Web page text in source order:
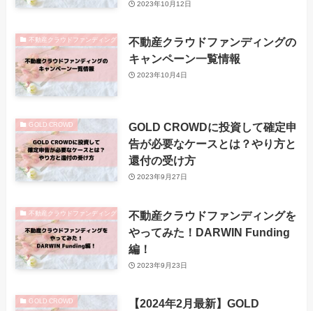
2023年10月12日
不動産クラウドファンディング
不動産クラウドファンディングの
キャンペーン一覧情報
2023年10月4日
GOLD CROWD
GOLD CROWDに投資して確定申
告が必要なケースとは？やり方と
還付の受け方
2023年9月27日
不動産クラウドファンディング
不動産クラウドファンディングを
やってみた！DARWIN Funding
編！
2023年9月23日
GOLD CROWD
【2024年2月最新】GOLD